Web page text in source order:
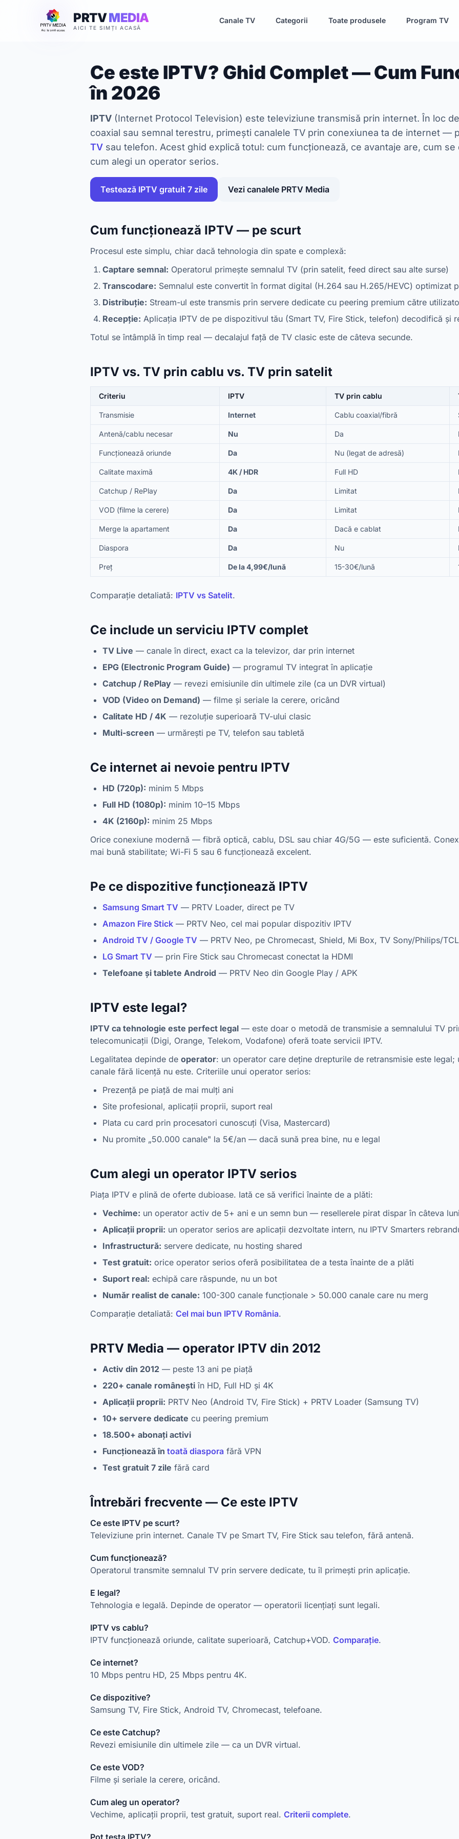
PRTVMEDIA
AICI TE SIMȚI ACASĂ
Canale TV Categorii Toate produsele Program TV
Ce este IPTV? Ghid Complet — Cum
în 2026
IPTV (Internet Protocol Television) este televiziune transmisă prin internet. În loc
coaxial sau semnal terestru, primești canalele TV prin conexiunea ta de internet —
TV sau telefon. Acest ghid explică totul: cum funcționează, ce avantaje are, cum
cum alegi un operator serios.
Testează IPTV gratuit 7 zile Vezi canalele PRTV Media
Cum funcționează IPTV — pe scurt
Procesul este simplu, chiar dacă tehnologia din spate e complexă:
Captare semnal: Operatorul primește semnalul TV (prin satelit, feed direct sau alte surse)
Transcodare: Semnalul este convertit în format digital (H.264 sau H.265/HEVC) optimizat
Distribuție: Stream-ul este transmis prin servere dedicate cu peering premium către
Recepție: Aplicația IPTV de pe dispozitivul tău (Smart TV, Fire Stick, telefon) decodifică și
Totul se întâmplă în timp real — decalajul față de TV clasic este de câteva secunde.
IPTV vs. TV prin cablu vs. TV prin satelit
Criteriu IPTV TV prin cablu
Transmisie Internet Cablu coaxial/fibră
Antenă/cablu necesar Nu Da
Funcționează oriunde Da Nu (legat de adresă)
Calitate maximă 4K / HDR Full HD
Catchup / RePlay Da Limitat
VOD (filme la cerere) Da Limitat
Merge la apartament Da Dacă e cablat
Diaspora Da Nu
Preț De la 4,99€/lună 15-30€/lună
Comparație detaliată: IPTV vs Satelit.
Ce include un serviciu IPTV complet
TV Live — canale în direct, exact ca la televizor, dar prin internet
EPG (Electronic Program Guide) — programul TV integrat în aplicație
Catchup / RePlay — revezi emisiunile din ultimele zile (ca un DVR virtual)
VOD (Video on Demand) — filme și seriale la cerere, oricând
Calitate HD / 4K — rezoluție superioară TV-ului clasic
Multi-screen — urmărești pe TV, telefon sau tabletă
Ce internet ai nevoie pentru IPTV
HD (720p): minim 5 Mbps
Full HD (1080p): minim 10–15 Mbps
4K (2160p): minim 25 Mbps
Orice conexiune modernă — fibră optică, cablu, DSL sau chiar 4G/5G — este suficientă.
mai bună stabilitate; Wi-Fi 5 sau 6 funcționează excelent.
Pe ce dispozitive funcționează IPTV
Samsung Smart TV — PRTV Loader, direct pe TV
Amazon Fire Stick — PRTV Neo, cel mai popular dispozitiv IPTV
Android TV / Google TV — PRTV Neo, pe Chromecast, Shield, Mi Box, TV Sony/Philips/TCL
LG Smart TV — prin Fire Stick sau Chromecast conectat la HDMI
Telefoane și tablete Android — PRTV Neo din Google Play / APK
IPTV este legal?
IPTV ca tehnologie este perfect legal — este doar o metodă de transmisie a semnalului TV
telecomunicații (Digi, Orange, Telekom, Vodafone) oferă toate servicii IPTV.
Legalitatea depinde de operator: un operator care deține drepturile de retransmisie este legal;
canale fără licență nu este. Criteriile unui operator serios:
Prezență pe piață de mai mulți ani
Site profesional, aplicații proprii, suport real
Plata cu card prin procesatori cunoscuți (Visa, Mastercard)
Nu promite „50.000 canale" la 5€/an — dacă sună prea bine, nu e legal
Cum alegi un operator IPTV serios
Piața IPTV e plină de oferte dubioase. Iată ce să verifici înainte de a plăti:
Vechime: un operator activ de 5+ ani e un semn bun — resellerele pirat dispar în câteva luni
Aplicații proprii: un operator serios are aplicații dezvoltate intern, nu IPTV Smarters
Infrastructură: servere dedicate, nu hosting shared
Test gratuit: orice operator serios oferă posibilitatea de a testa înainte de a plăti
Suport real: echipă care răspunde, nu un bot
Număr realist de canale: 100-300 canale funcționale > 50.000 canale care nu merg
Comparație detaliată: Cel mai bun IPTV România.
PRTV Media — operator IPTV din 2012
Activ din 2012 — peste 13 ani pe piață
220+ canale românești în HD, Full HD și 4K
Aplicații proprii: PRTV Neo (Android TV, Fire Stick) + PRTV Loader (Samsung TV)
10+ servere dedicate cu peering premium
18.500+ abonați activi
Funcționează în toată diaspora fără VPN
Test gratuit 7 zile fără card
Întrebări frecvente — Ce este IPTV
Ce este IPTV pe scurt?
Televiziune prin internet. Canale TV pe Smart TV, Fire Stick sau telefon, fără antenă.
Cum funcționează?
Operatorul transmite semnalul TV prin servere dedicate, tu îl primești prin aplicație.
E legal?
Tehnologia e legală. Depinde de operator — operatorii licențiați sunt legali.
IPTV vs cablu?
IPTV funcționează oriunde, calitate superioară, Catchup+VOD. Comparație.
Ce internet?
10 Mbps pentru HD, 25 Mbps pentru 4K.
Ce dispozitive?
Samsung TV, Fire Stick, Android TV, Chromecast, telefoane.
Ce este Catchup?
Revezi emisiunile din ultimele zile — ca un DVR virtual.
Ce este VOD?
Filme și seriale la cerere, oricând.
Cum aleg un operator?
Vechime, aplicații proprii, test gratuit, suport real. Criterii complete.
Pot testa IPTV?